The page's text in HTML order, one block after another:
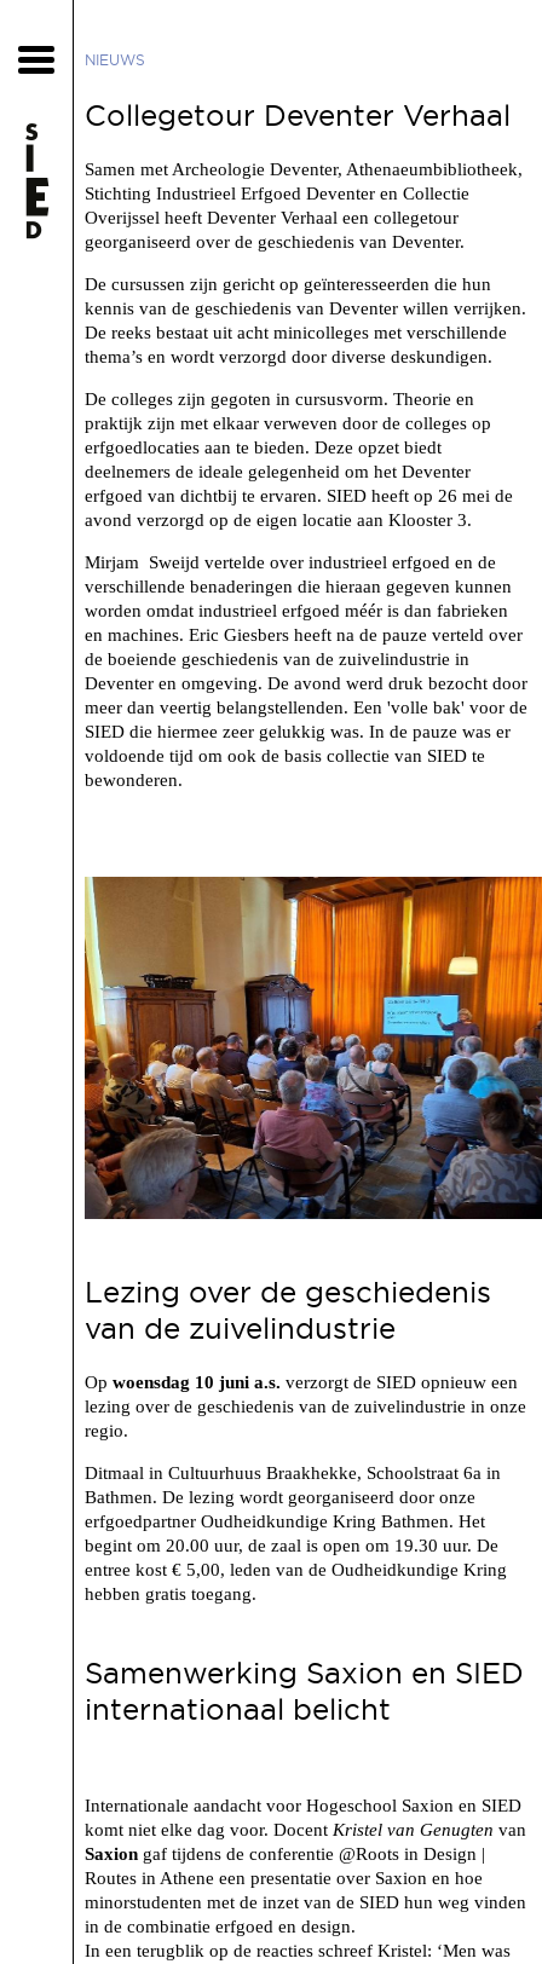
NIEUWS
Collegetour Deventer Verhaal
Samen met Archeologie Deventer, Athenaeumbibliotheek,
Stichting Industrieel Erfgoed Deventer en Collectie
Overijssel heeft Deventer Verhaal een collegetour
georganiseerd over de geschiedenis van Deventer.
De cursussen zijn gericht op geïnteresseerden die hun
kennis van de geschiedenis van Deventer willen verrijken.
De reeks bestaat uit acht minicolleges met verschillende
thema’s en wordt verzorgd door diverse deskundigen.
De colleges zijn gegoten in cursusvorm. Theorie en
praktijk zijn met elkaar verweven door de colleges op
erfgoedlocaties aan te bieden. Deze opzet biedt
deelnemers de ideale gelegenheid om het Deventer
erfgoed van dichtbij te ervaren. SIED heeft op 26 mei de
avond verzorgd op de eigen locatie aan Klooster 3.
Mirjam Sweijd vertelde over industrieel erfgoed en de
verschillende benaderingen die hieraan gegeven kunnen
worden omdat industrieel erfgoed méér is dan fabrieken
en machines. Eric Giesbers heeft na de pauze verteld over
de boeiende geschiedenis van de zuivelindustrie in
Deventer en omgeving. De avond werd druk bezocht door
meer dan veertig belangstellenden. Een 'volle bak' voor de
SIED die hiermee zeer gelukkig was. In de pauze was er
voldoende tijd om ook de basis collectie van SIED te
bewonderen.
Lezing over de geschiedenis
van de zuivelindustrie
Op woensdag 10 juni a.s. verzorgt de SIED opnieuw een
lezing over de geschiedenis van de zuivelindustrie in onze
regio.
Ditmaal in Cultuurhuus Braakhekke, Schoolstraat 6a in
Bathmen. De lezing wordt georganiseerd door onze
erfgoedpartner Oudheidkundige Kring Bathmen. Het
begint om 20.00 uur, de zaal is open om 19.30 uur. De
entree kost € 5,00, leden van de Oudheidkundige Kring
hebben gratis toegang.
Samenwerking Saxion en SIED
internationaal belicht
Internationale aandacht voor Hogeschool Saxion en SIED
komt niet elke dag voor. Docent Kristel van Genugten van
Saxion gaf tijdens de conferentie @Roots in Design |
Routes in Athene een presentatie over Saxion en hoe
minorstudenten met de inzet van de SIED hun weg vinden
in de combinatie erfgoed en design.
In een terugblik op de reacties schreef Kristel: ‘Men was